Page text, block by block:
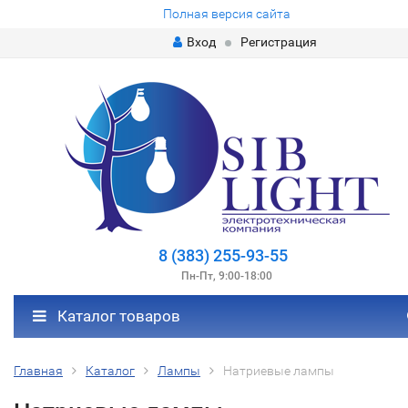
Полная версия сайта
Вход
Регистрация
8 (383) 255-93-55
Пн-Пт, 9:00-18:00
Каталог товаров
Главная Каталог Лампы Натриевые лампы